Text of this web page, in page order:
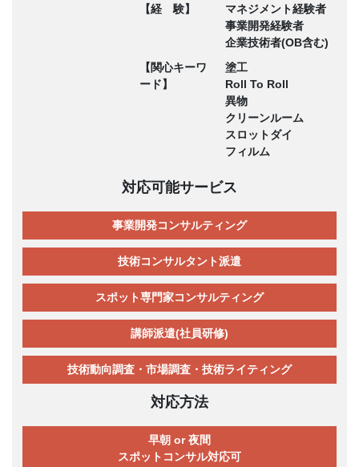
【経 験】
マネジメント経験者
事業開発経験者
企業技術者(OB含む)
【関心キーワ
ード】
塗工
Roll To Roll
異物
クリーンルーム
スロットダイ
フィルム
対応可能サービス
事業開発コンサルティング
技術コンサルタント派遣
スポット専門家コンサルティング
講師派遣(社員研修)
技術動向調査・市場調査・技術ライティング
対応方法
早朝 or 夜間
スポットコンサル対応可